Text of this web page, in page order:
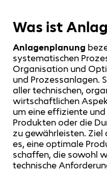
Was ist
Anlagenplanung
systematischen
Organisation und
und Prozessanlagen.
aller technischen,
wirtschaftlichen
um eine effiziente
Produkten oder die
zu gewährleisten.
es, eine optimale
schaffen, die sowohl
technische